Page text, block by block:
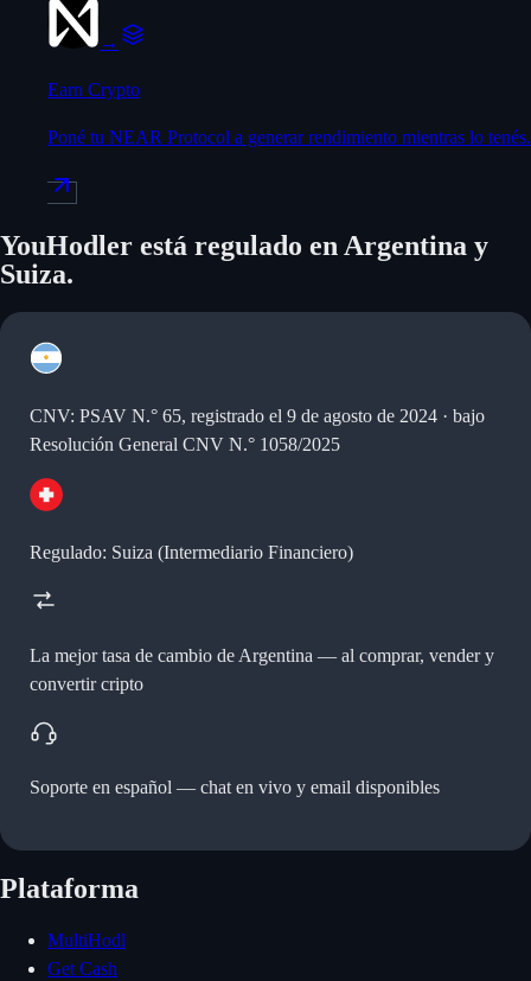
→
Earn Crypto
Poné tu NEAR Protocol a generar rendimiento mientras lo tenés.
YouHodler está regulado en Argentina y
Suiza.
CNV: PSAV N.° 65, registrado el 9 de agosto de 2024 · bajo
Resolución General CNV N.° 1058/2025
Regulado: Suiza (Intermediario Financiero)
La mejor tasa de cambio de Argentina — al comprar, vender y
convertir cripto
Soporte en español — chat en vivo y email disponibles
Plataforma
MultiHodl
Get Cash